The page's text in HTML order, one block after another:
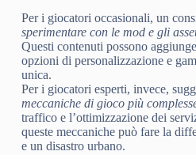
Per i giocatori occasionali, un
sperimentare con le mod e gli
Questi contenuti possono
opzioni di personalizzazione e
unica.
Per i giocatori esperti, invece,
meccaniche di gioco più
traffico e l’ottimizzazione dei
queste meccaniche può fare la
e un disastro urbano.